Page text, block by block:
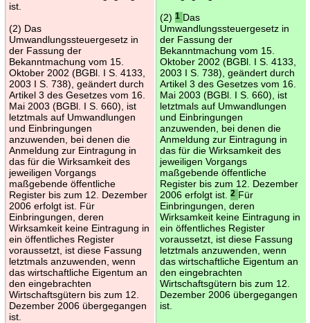
ist.
(2) Das
Umwandlungssteuergesetz in
der Fassung der
Bekanntmachung vom 15.
Oktober 2002 (BGBl. I S. 4133,
2003 I S. 738), geändert durch
Artikel 3 des Gesetzes vom 16.
Mai 2003 (BGBl. I S. 660), ist
letztmals auf Umwandlungen
und Einbringungen
anzuwenden, bei denen die
Anmeldung zur Eintragung in
das für die Wirksamkeit des
jeweiligen Vorgangs
maßgebende öffentliche
Register bis zum 12. Dezember
2006 erfolgt ist. Für
Einbringungen, deren
Wirksamkeit keine Eintragung in
ein öffentliches Register
voraussetzt, ist diese Fassung
letztmals anzuwenden, wenn
das wirtschaftliche Eigentum an
den eingebrachten
Wirtschaftsgütern bis zum 12.
Dezember 2006 übergegangen
ist.
(2) 1 Das
Umwandlungssteuergesetz in
der Fassung der
Bekanntmachung vom 15.
Oktober 2002 (BGBl. I S. 4133,
2003 I S. 738), geändert durch
Artikel 3 des Gesetzes vom 16.
Mai 2003 (BGBl. I S. 660), ist
letztmals auf Umwandlungen
und Einbringungen
anzuwenden, bei denen die
Anmeldung zur Eintragung in
das für die Wirksamkeit des
jeweiligen Vorgangs
maßgebende öffentliche
Register bis zum 12. Dezember
2006 erfolgt ist.
2 Für
Einbringungen, deren
Wirksamkeit keine Eintragung in
ein öffentliches Register
voraussetzt, ist diese Fassung
letztmals anzuwenden, wenn
das wirtschaftliche Eigentum an
den eingebrachten
Wirtschaftsgütern bis zum 12.
Dezember 2006 übergegangen
ist.